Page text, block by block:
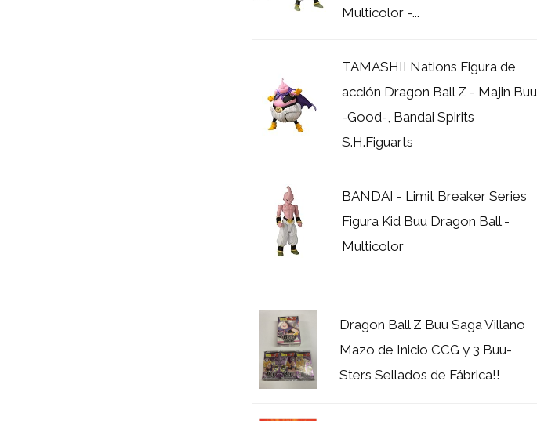
Multicolor -...
TAMASHII Nations Figura de
acción Dragon Ball Z - Majin Buu
-Good-, Bandai Spirits
S.H.Figuarts
BANDAI - Limit Breaker Series
Figura Kid Buu Dragon Ball -
Multicolor
Dragon Ball Z Buu Saga Villano
Mazo de Inicio CCG y 3 Buu-
Sters Sellados de Fábrica!!